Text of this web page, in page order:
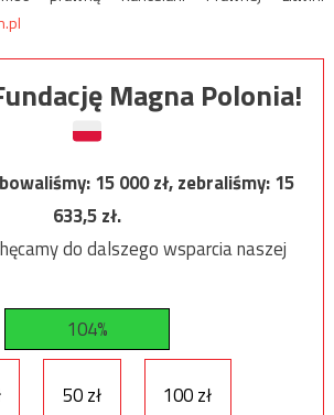
Magna Polonia!
15 000zł, zebraliśmy:15
633,5zł.
do dalszego wsparcia naszej
104%
50 zł 100 zł